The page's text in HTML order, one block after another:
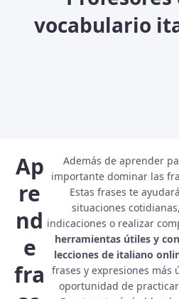
vocabulario
Ap
re
nd
e
fra
Además de aprender
importante dominar las
Estas frases te
situaciones
indicaciones o realizar
herramientas útiles y
lecciones de italiano
frases y expresiones
oportunidad de